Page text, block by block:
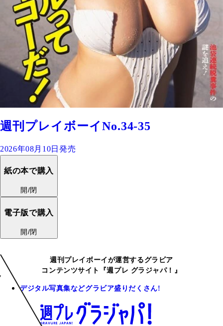
週刊プレイボーイNo.34-35
2026年08月10日発売
紙の本で購入
開/閉
電子版で購入
開/閉
週刊プレイボーイが運営するグラビア
コンテンツサイト『週プレ グラジャパ！』
デジタル写真集などグラビア盛りだくさん!